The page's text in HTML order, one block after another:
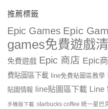
推薦標籤
Epic Games Epic
games免費遊戲
免費遊戲 Epic 商店 Epic
費貼圖區下載
line免費貼圖區教學
貼圖情報
line貼圖區下載 Line
手機版下載 starbucks coffee 統一星巴